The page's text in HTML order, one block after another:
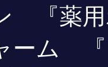
『薬用
ーム 『